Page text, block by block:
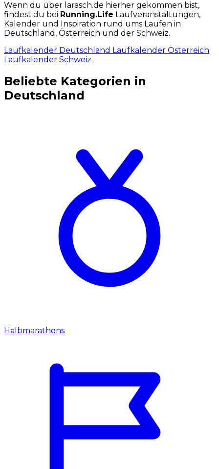
Wenn du über larasch.de hierher gekommen bist,
findest du bei Running.Life Laufveranstaltungen,
Kalender und Inspiration rund ums Laufen in
Deutschland, Österreich und der Schweiz.
Laufkalender Deutschland Laufkalender Österreich
Laufkalender Schweiz
Beliebte Kategorien in
Deutschland
Halbmarathons